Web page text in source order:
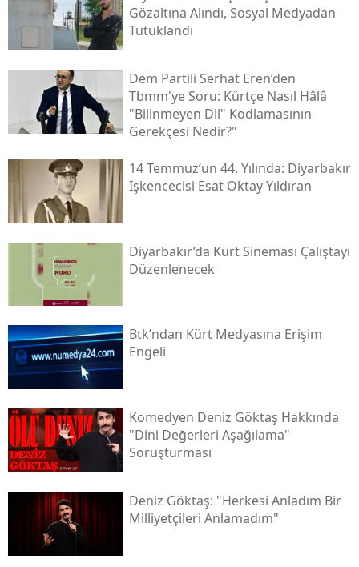
Gözaltına Alındı, Sosyal Medyadan
Tutuklandı
Dem Partili Serhat Eren’den
Tbmm'ye Soru: Kürtçe Nasıl Hâlâ
"bilinmeyen Dil" Kodlamasının
Gerekçesi Nedir?"
14 Temmuz’un 44. Yılında: Diyarbakır
Işkencecisi Esat Oktay Yıldıran
Diyarbakır’da Kürt Sineması Çalıştayı
Düzenlenecek
Btk’ndan Kürt Medyasına Erişim
Engeli
Komedyen Deniz Göktaş Hakkında
"dini Değerleri Aşağılama"
Soruşturması
Deniz Göktaş: "herkesi Anladım Bir
Milliyetçileri Anlamadım"